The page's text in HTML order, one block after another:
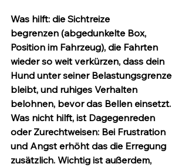
Was hilft: die Sichtreize
begrenzen (abgedunkelte Box,
Position im Fahrzeug), die Fahrten
wieder so weit verkürzen, dass dein
Hund unter seiner Belastungsgrenze
bleibt, und ruhiges Verhalten
belohnen, bevor das Bellen einsetzt.
Was nicht hilft, ist Dagegenreden
oder Zurechtweisen: Bei Frustration
und Angst erhöht das die Erregung
zusätzlich. Wichtig ist außerdem,